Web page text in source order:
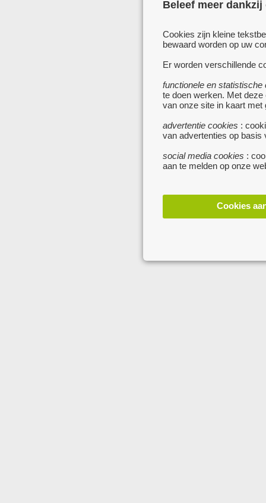
Beleef meer
Cookies zijn kleine
bewaard worden op uw
Er worden verschillende
functionele en statistische
te doen werken. Met
van onze site in kaart met
advertentie cookies :
van advertenties op basis
social media cookies :
aan te melden op onze
Cookies